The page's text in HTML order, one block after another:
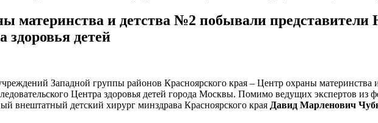
материнства и детства №2 побывали представители
здоровья детей
Западной группы районов Красноярского края – Центр охраны материнства
Центра здоровья детей города Москвы. Помимо ведущих экспертов из
внештатный детский хирург минздрава Красноярского края Давид Марленович